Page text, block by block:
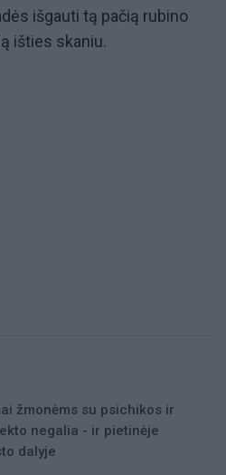
išgauti tą pačią rubino
išties skaniu.
žmonėms su psichikos ir
negalia - ir pietinėje
dalyje